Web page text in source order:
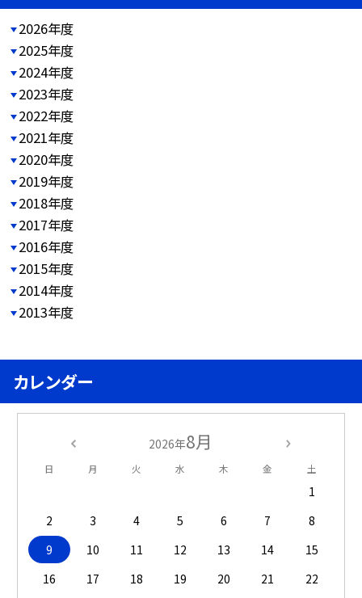
2026年度
2025年度
2024年度
2023年度
2022年度
2021年度
2020年度
2019年度
2018年度
2017年度
2016年度
2015年度
2014年度
2013年度
カレンダー
2026年8月
日 月 火 水 木 金 土
1
2
3 4 5 6 7
8
9
10 11 12 13 14
15
16
17 18 19 20 21
22